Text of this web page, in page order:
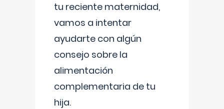
tu reciente maternidad,
vamos a intentar
ayudarte con algún
consejo sobre la
alimentación
complementaria de tu
hija.